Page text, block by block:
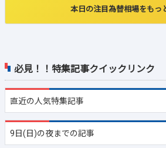
必見！！特集記事クイックリンク
直近の人気特集記事
9日(日)の夜までの記事
本日の注目為替相場をもっ